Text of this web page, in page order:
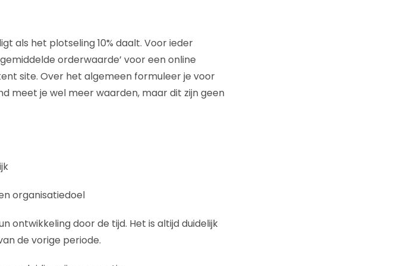
als het plotseling 10% daalt. Voor ieder
orderwaarde’ voor een online
site. Over het algemeen formuleer je voor
meet je wel meer waarden, maar dit zijn geen
organisatiedoel
ontwikkeling door de tijd. Het is altijd duidelijk
de vorige periode.